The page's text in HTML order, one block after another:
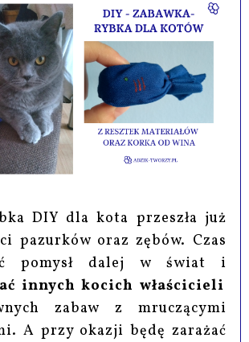
DIY dla kota przeszła już
pazurków oraz zębów. Czas
pomysł dalej w świat i
innych kocich właścicieli
zabaw z mruczącymi
A przy okazji będę zarażać